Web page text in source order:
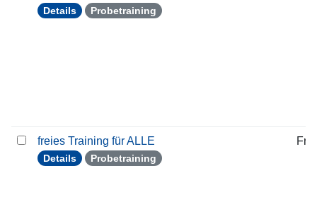
Details Probetraining
freies Training für ALLE
Details Probetraining